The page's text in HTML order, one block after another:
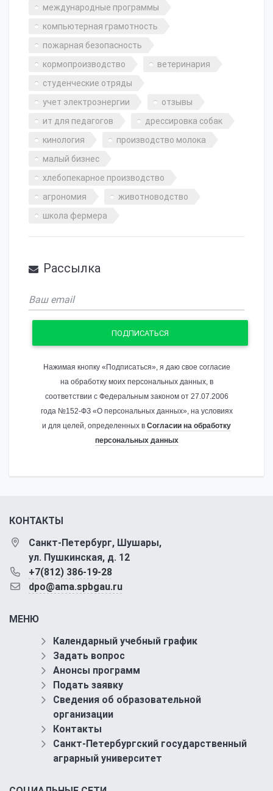
международные программы
компьютерная грамотность
пожарная безопасность
кормопроизводство
ветеринария
студенческие отряды
учет электроэнергии
отзывы
ит для педагогов
дрессировка собак
кинология
производство молока
малый бизнес
хлебопекарное производство
агрономия
животноводство
школа фермера
Рассылка
ПОДПИСАТЬСЯ
Нажимая кнопку «Подписаться», я даю свое согласие
на обработку моих персональных данных, в
соответствии с Федеральным законом от 27.07.2006
года №152-ФЗ «О персональных данных», на условиях
и для целей, определенных в Согласии на обработку
персональных данных
КОНТАКТЫ
Санкт-Петербург, Шушары,
ул. Пушкинская, д. 12
+7(812) 386-19-28
dpo@ama.spbgau.ru
МЕНЮ
Календарный учебный график
Задать вопрос
Анонсы программ
Подать заявку
Сведения об образовательной
организации
Контакты
Санкт-Петербургский государственный
аграрный университет